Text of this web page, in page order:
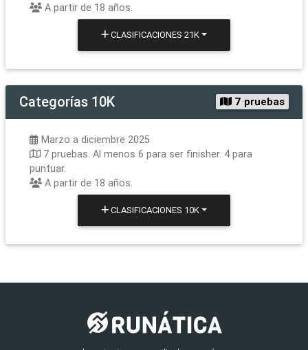
A partir de 18 años.
CLASIFICACIONES 21K
Categorías 10K 7 pruebas
Marzo a diciembre 2025
7 pruebas. Al menos 6 para ser finisher. 4 para
puntuar.
A partir de 18 años.
CLASIFICACIONES 10K